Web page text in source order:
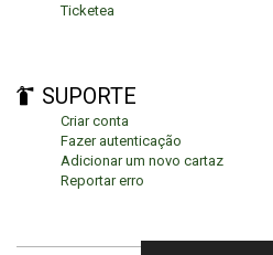
Ticketea
SUPORTE
Criar conta
Fazer autenticação
Adicionar um novo cartaz
Reportar erro